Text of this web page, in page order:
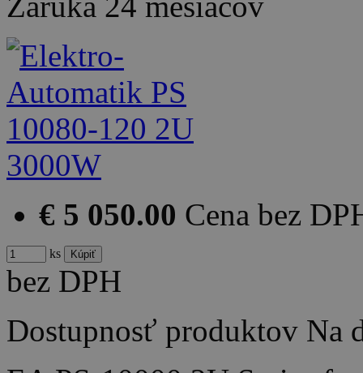
€ 5 050.00 Cena bez
ks
bez DPH
Dostupnosť produktov Na